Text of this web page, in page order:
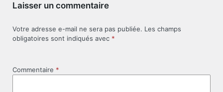
Laisser un commentaire
Votre adresse e-mail ne sera pas publiée. Les champs
obligatoires sont indiqués avec *
Commentaire *